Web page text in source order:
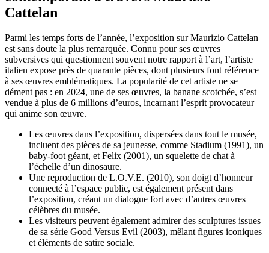
Cattelan
Parmi les temps forts de l’année, l’exposition sur Maurizio Cattelan
est sans doute la plus remarquée. Connu pour ses œuvres
subversives qui questionnent souvent notre rapport à l’art, l’artiste
italien expose près de quarante pièces, dont plusieurs font référence
à ses œuvres emblématiques. La popularité de cet artiste ne se
dément pas : en 2024, une de ses œuvres, la banane scotchée, s’est
vendue à plus de 6 millions d’euros, incarnant l’esprit provocateur
qui anime son œuvre.
Les œuvres dans l’exposition, dispersées dans tout le musée,
incluent des pièces de sa jeunesse, comme Stadium (1991), un
baby-foot géant, et Felix (2001), un squelette de chat à
l’échelle d’un dinosaure.
Une reproduction de L.O.V.E. (2010), son doigt d’honneur
connecté à l’espace public, est également présent dans
l’exposition, créant un dialogue fort avec d’autres œuvres
célèbres du musée.
Les visiteurs peuvent également admirer des sculptures issues
de sa série Good Versus Evil (2003), mêlant figures iconiques
et éléments de satire sociale.